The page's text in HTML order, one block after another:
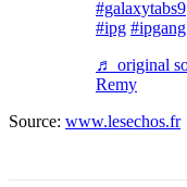
#galaxytabs9
#ipg #ipgang
♬ original
Remy
Source: www.lesechos.fr